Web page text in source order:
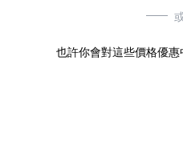
也許你會對這些價格優惠